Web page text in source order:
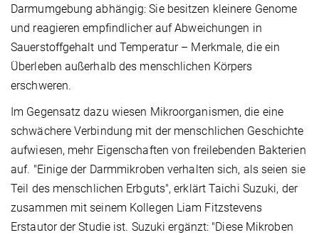
Darmumgebung abhängig: Sie besitzen kleinere Genome
und reagieren empfindlicher auf Abweichungen in
Sauerstoffgehalt und Temperatur – Merkmale, die ein
Überleben außerhalb des menschlichen Körpers
erschweren.
Im Gegensatz dazu wiesen Mikroorganismen, die eine
schwächere Verbindung mit der menschlichen Geschichte
aufwiesen, mehr Eigenschaften von freilebenden Bakterien
auf. "Einige der Darmmikroben verhalten sich, als seien sie
Teil des menschlichen Erbguts", erklärt Taichi Suzuki, der
zusammen mit seinem Kollegen Liam Fitzstevens
Erstautor der Studie ist. Suzuki ergänzt: "Diese Mikroben